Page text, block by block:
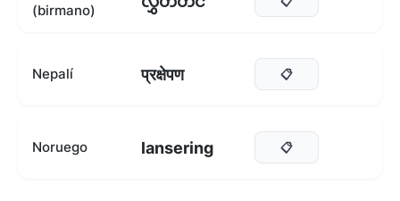
(birmano)
Nepalí प्रक्षेपण 📋
Noruego lansering 📋